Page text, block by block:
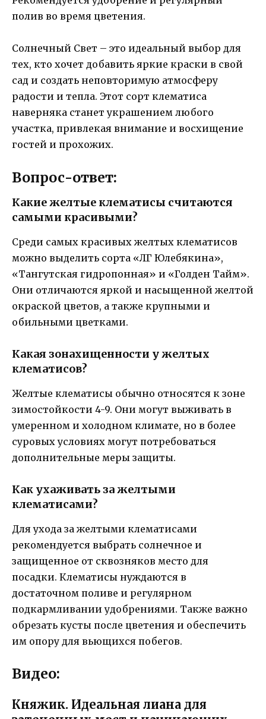
полив во время цветения.
Солнечный Свет – это идеальный выбор для
тех, кто хочет добавить яркие краски в свой
сад и создать неповторимую атмосферу
радости и тепла. Этот сорт клематиса
наверняка станет украшением любого
участка, привлекая внимание и восхищение
гостей и прохожих.
Вопрос-ответ:
Какие желтые клематисы считаются
самыми красивыми?
Среди самых красивых желтых клематисов
можно выделить сорта «ЛГ Юлебякина»,
«Тангутская гидропонная» и «Голден Тайм».
Они отличаются яркой и насыщенной желтой
окраской цветов, а также крупными и
обильными цветками.
Какая зонахищенности у желтых
клематисов?
Желтые клематисы обычно относятся к зоне
зимостойкости 4-9. Они могут выживать в
умеренном и холодном климате, но в более
суровых условиях могут потребоваться
дополнительные меры защиты.
Как ухаживать за желтыми
клематисами?
Для ухода за желтыми клематисами
рекомендуется выбрать солнечное и
защищенное от сквозняков место для
посадки. Клематисы нуждаются в
достаточном поливе и регулярном
подкармливании удобрениями. Также важно
обрезать кусты после цветения и обеспечить
им опору для вьющихся побегов.
Видео:
Княжик. Идеальная лиана для